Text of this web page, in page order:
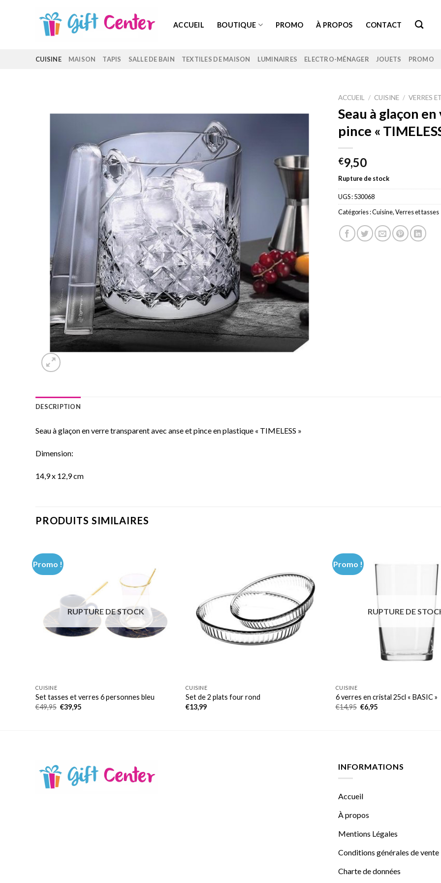
ACCUEIL BOUTIQUE PROMO À PROPOS CONTACT
CUISINE MAISON TAPIS SALLE DE BAIN TEXTILES DE MAISON LUMINAIRES ELECTRO-MÉNAGER JOUETS PROMO
ACCUEIL / CUISINE / VERRES
Seau à glaçon
pince «
€9,50
Rupture de stock
UGS :530068
Catégories :Cuisine,Verres et tasses
DESCRIPTION
Seau à glaçon en verre transparent avec anse et pince en plastique « TIMELESS »
Dimension:
14,9 x 12,9 cm
PRODUITS SIMILAIRES
Promo !
RUPTURE DE STOCK
CUISINE
Set tasses et verres 6 personnes bleu
€49,95 Le
€39,95Le
CUISINE
Set de 2 plats four rond
€13,99
Promo !
RUPTURE DE
CUISINE
6 verres en cristal 25cl « BASIC »
€14,95 Le
prix
€6,95Le
INFORMATIONS
Accueil
À propos
Mentions Légales
Conditions générales de vente
Charte de données